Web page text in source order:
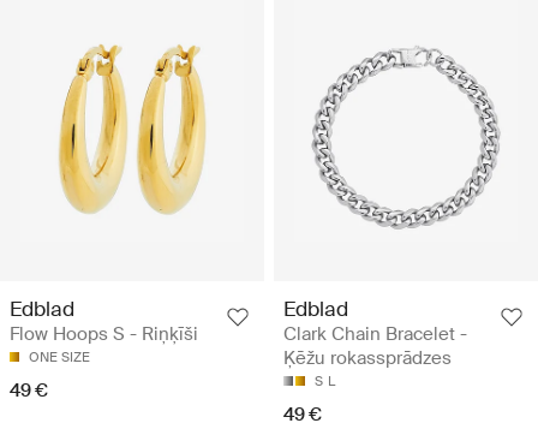
Edblad
Flow Hoops S - Riņķīši
ONE SIZE
49 €
Edblad
Clark Chain Bracelet -
Ķēžu rokassprādzes
S L
49 €